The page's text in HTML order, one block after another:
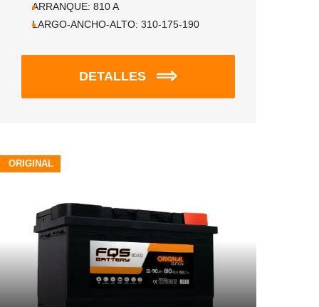
ARRANQUE: 810A
LARGO-ANCHO-ALTO: 310-175-190
DETALLES
ORIGINAL